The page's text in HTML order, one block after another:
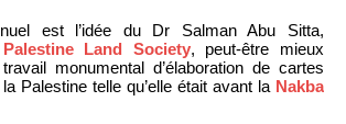
est l’idée du Dr Salman Abu Sitta,
Palestine Land Society, peut-être mieux
monumental d’élaboration de cartes
Palestine telle qu’elle était avant la Nakba